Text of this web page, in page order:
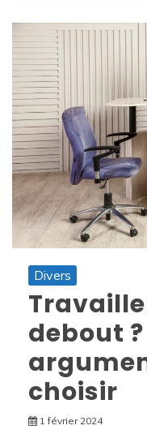
Divers
debout ?
choisir
1 février 2024